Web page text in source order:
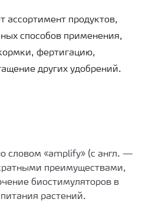
ассортимент продуктов,
способов применения,
фертигацию,
других удобрений.
словом «amplify» (с англ. —
преимуществами,
биостимуляторов в
растений.